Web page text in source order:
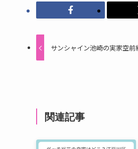
サンシャイン池崎の実家空
関連記事